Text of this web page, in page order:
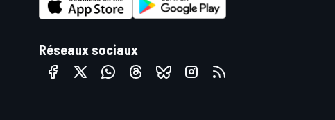
Réseaux sociaux